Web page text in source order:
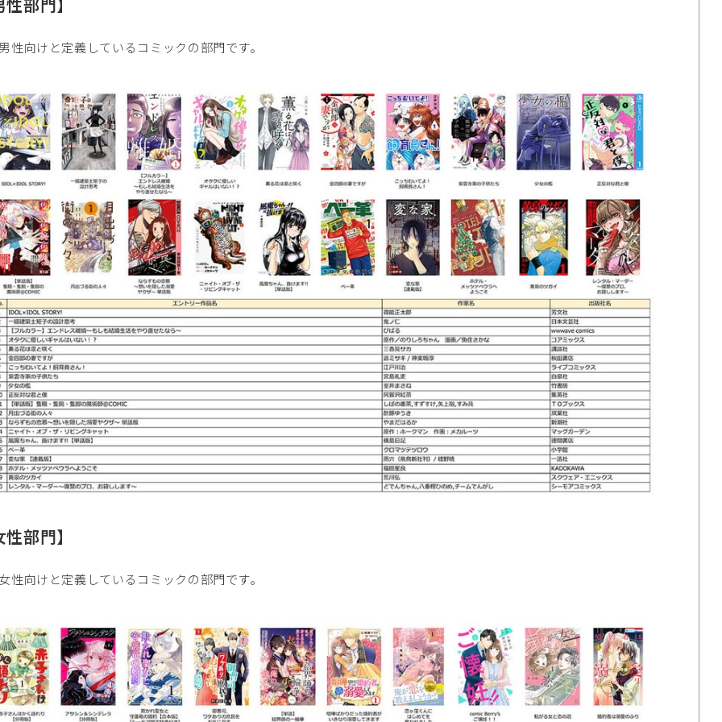
性向けと定義しているコミックの部門です｡
部門】
性向けと定義しているコミックの部門です｡